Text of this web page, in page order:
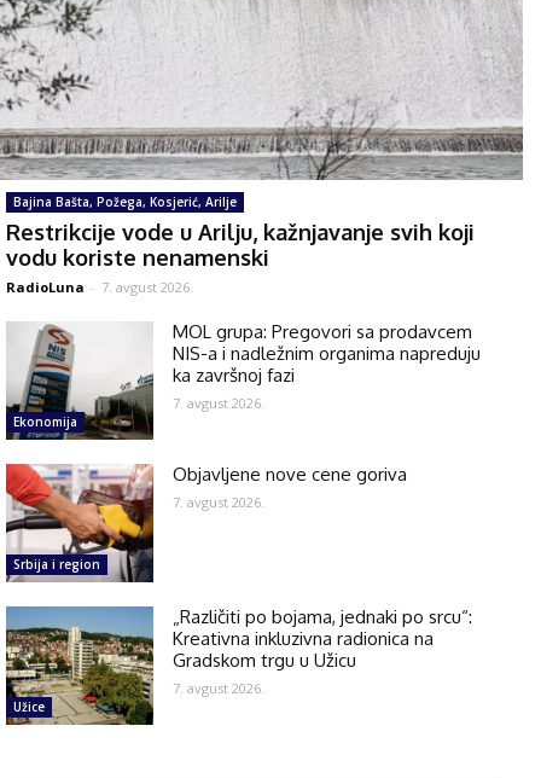
Bajina Bašta, Požega, Kosjerić, Arilje
Restrikcije vode u Arilju, kažnjavanje svih koji
vodu koriste nenamenski
RadioLuna - 7. avgust 2026.
Ekonomija
MOL grupa: Pregovori sa prodavcem
NIS-a i nadležnim organima napreduju
ka završnoj fazi
7. avgust 2026.
Srbija i region
Objavljene nove cene goriva
7. avgust 2026.
Užice
„Različiti po bojama, jednaki po srcu“:
Kreativna inkluzivna radionica na
Gradskom trgu u Užicu
7. avgust 2026.